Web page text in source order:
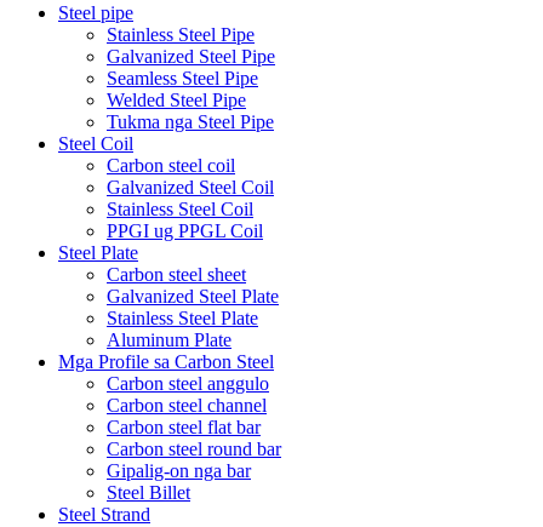
Steel pipe
Stainless Steel Pipe
Galvanized Steel Pipe
Seamless Steel Pipe
Welded Steel Pipe
Tukma nga Steel Pipe
Steel Coil
Carbon steel coil
Galvanized Steel Coil
Stainless Steel Coil
PPGI ug PPGL Coil
Steel Plate
Carbon steel sheet
Galvanized Steel Plate
Stainless Steel Plate
Aluminum Plate
Mga Profile sa Carbon Steel
Carbon steel anggulo
Carbon steel channel
Carbon steel flat bar
Carbon steel round bar
Gipalig-on nga bar
Steel Billet
Steel Strand